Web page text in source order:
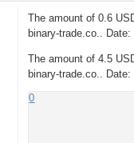
The amount of 0.6
binary-trade.co..
The amount of 4.5
binary-trade.co..
0